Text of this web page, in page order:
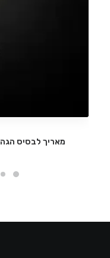
מאריך לבסיס הגה Simagic 15cm